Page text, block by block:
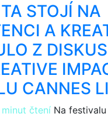
STOJÍ NA
A
Z
CANNES
minut čtení Na